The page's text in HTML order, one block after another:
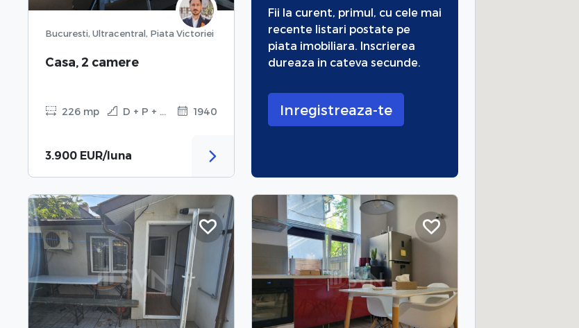
Bucuresti, Ultracentral, Piata Victoriei
Casa, 2 camere
226 mp D + P + 2 + M 1940
3.900 EUR/luna
Fii la curent, primul, cu cele mai
recente listari postate pe
piata imobiliara. Inscrierea
dureaza in cateva secunde.
Inregistreaza-te